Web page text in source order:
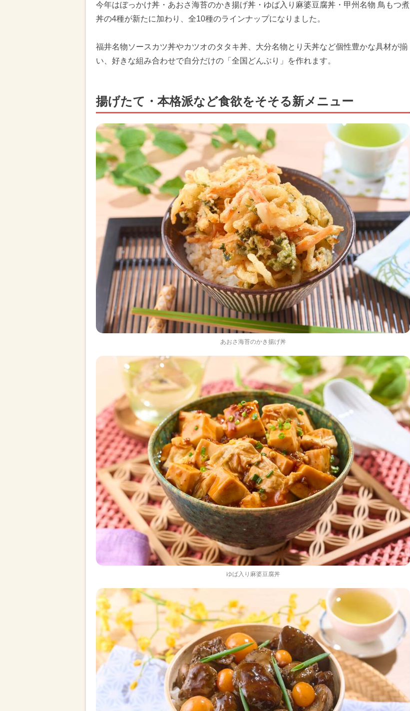
今年はぼっかけ丼・あおさ海苔のかき揚げ丼・ゆば入り麻婆豆腐丼・甲州名物 鳥もつ煮
丼の4種が新たに加わり、全10種のラインナップになりました。
福井名物ソースカツ丼やカツオのタタキ丼、大分名物とり天丼など個性豊かな具材が揃
い、好きな組み合わせで自分だけの「全国どんぶり」を作れます。
揚げたて・本格派など食欲をそそる新メニュー
あおさ海苔のかき揚げ丼
ゆば入り麻婆豆腐丼